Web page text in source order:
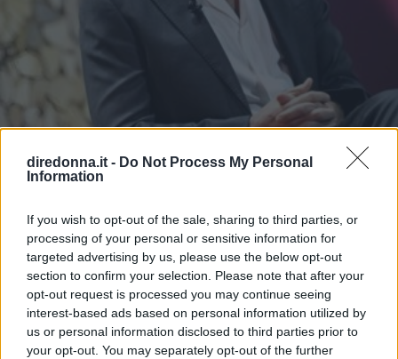
diredonna.it - Do Not Process My Personal
Information
If you wish to opt-out of the sale, sharing to third parties, or
processing of your personal or sensitive information for
targeted advertising by us, please use the below opt-out
section to confirm your selection. Please note that after your
opt-out request is processed you may continue seeing
interest-based ads based on personal information utilized by
us or personal information disclosed to third parties prior to
your opt-out. You may separately opt-out of the further
NEWS
George Clooney e quella
battaglia legale imbarazzante
Il capanno-latrina rischiava di danneggiare le radici di una
sequoia protetta che si trova nel giardino della grande
magione, sita nella campagna inglese.